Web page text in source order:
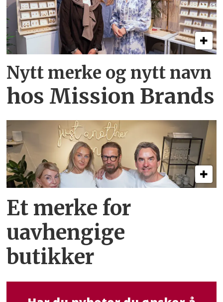
Nytt merke og nytt navn
hos Mission Brands
Et merke for
uavhengige
butikker